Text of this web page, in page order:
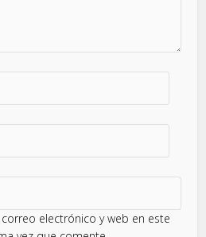
electrónico y web en este